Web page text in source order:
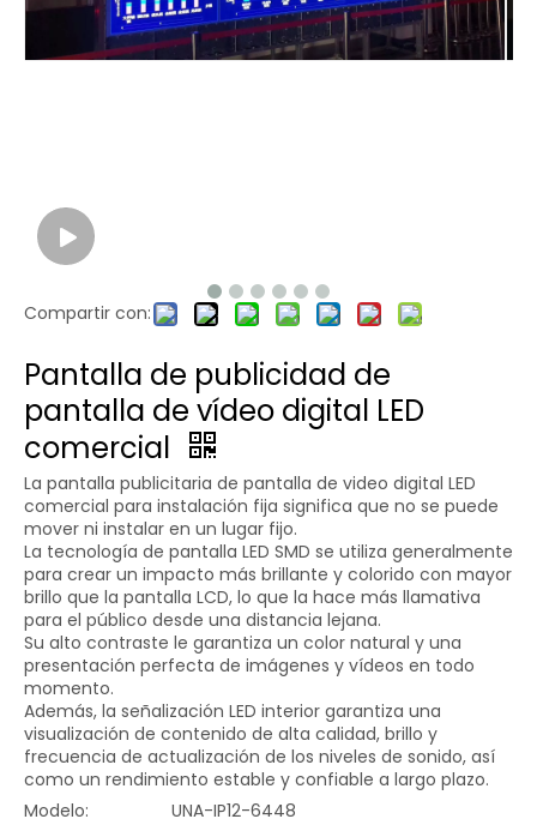
Compartir con:
Pantalla de publicidad de
pantalla de vídeo digital LED
comercial
La pantalla publicitaria de pantalla de video digital LED
comercial para instalación fija significa que no se puede
mover ni instalar en un lugar fijo.
La tecnología de pantalla LED SMD se utiliza generalmente
para crear un impacto más brillante y colorido con mayor
brillo que la pantalla LCD, lo que la hace más llamativa
para el público desde una distancia lejana.
Su alto contraste le garantiza un color natural y una
presentación perfecta de imágenes y vídeos en todo
momento.
Además, la señalización LED interior garantiza una
visualización de contenido de alta calidad, brillo y
frecuencia de actualización de los niveles de sonido, así
como un rendimiento estable y confiable a largo plazo.
Modelo:
UNA-IP12-6448